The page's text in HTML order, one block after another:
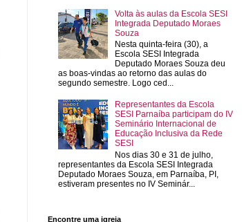
Volta às aulas da Escola SESI
Integrada Deputado Moraes
Souza
Nesta quinta-feira (30), a
Escola SESI Integrada
Deputado Moraes Souza deu
as boas-vindas ao retorno das aulas do
segundo semestre. Logo ced...
Representantes da Escola
SESI Parnaíba participam do IV
Seminário Internacional de
Educação Inclusiva da Rede
SESI
Nos dias 30 e 31 de julho,
representantes da Escola SESI Integrada
Deputado Moraes Souza, em Parnaíba, PI,
estiveram presentes no IV Seminár...
Encontre uma igreja